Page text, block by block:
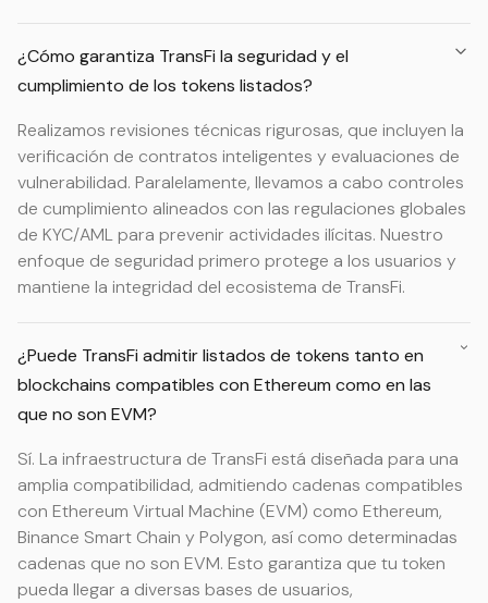
¿Cómo garantiza TransFi la seguridad y el
cumplimiento de los tokens listados?
Realizamos revisiones técnicas rigurosas, que incluyen la
verificación de contratos inteligentes y evaluaciones de
vulnerabilidad. Paralelamente, llevamos a cabo controles
de cumplimiento alineados con las regulaciones globales
de KYC/AML para prevenir actividades ilícitas. Nuestro
enfoque de seguridad primero protege a los usuarios y
mantiene la integridad del ecosistema de TransFi.
¿Puede TransFi admitir listados de tokens tanto en
blockchains compatibles con Ethereum como en las
que no son EVM?
Sí. La infraestructura de TransFi está diseñada para una
amplia compatibilidad, admitiendo cadenas compatibles
con Ethereum Virtual Machine (EVM) como Ethereum,
Binance Smart Chain y Polygon, así como determinadas
cadenas que no son EVM. Esto garantiza que tu token
pueda llegar a diversas bases de usuarios,